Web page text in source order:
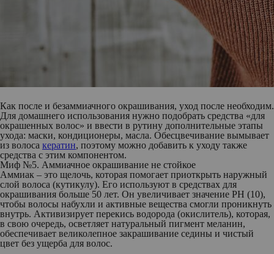
Как после и безаммиачного окрашивания, уход после необходим.
Для домашнего использования нужно подобрать средства «для
окрашенных волос» и ввести в рутину дополнительные этапы
ухода: маски, кондиционеры, масла. Обесцвечивание вымывает
из волоса кератин, поэтому можно добавить к уходу также
средства с этим компонентом.
Миф №5. Аммиачное окрашивание не стойкое
Аммиак – это щелочь, которая помогает приоткрыть наружный
слой волоса (кутикулу). Его используют в средствах для
окрашивания больше 50 лет. Он увеличивает значение PH (10),
чтобы волосы набухли и активные вещества смогли проникнуть
внутрь. Активизирует перекись водорода (окислитель), которая,
в свою очередь, осветляет натуральный пигмент меланин,
обеспечивает великолепное закрашивание седины и чистый
цвет без ущерба для волос.